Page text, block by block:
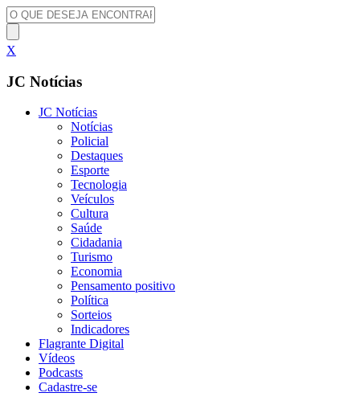
X
JC Notícias
JC Notícias
Notícias
Policial
Destaques
Esporte
Tecnologia
Veículos
Cultura
Saúde
Cidadania
Turismo
Economia
Pensamento positivo
Política
Sorteios
Indicadores
Flagrante Digital
Vídeos
Podcasts
Cadastre-se